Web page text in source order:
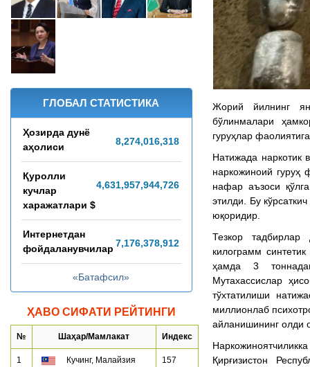
ГЛОБАЛ СТАТИСТИКА
8,274,016,322
Ҳозирда дунё
аҳолиси
4,631,958,054,841
Қуролли
кучлар
харажатлари $
7,176,378,940
Интернетдан
фойдаланувчилар
«Батафсил»
ҲАВО СИФАТИ РЕЙТИНГИ
№ Шаҳар/Мамлакат Индекс
1 Кучинг, Малайзия 157
Жорий йилнинг
бўлинмалари
гуруҳлар
Натижада наркотик
наркожиноий гуруҳ
нафар аъзоси
этилди. Бу
юқоридир.
Тезкор
килограмм
ҳамда 3
Мутахассислар
тўхтатилиши
миллионлаб
айланишининг олди
Қирғизистон